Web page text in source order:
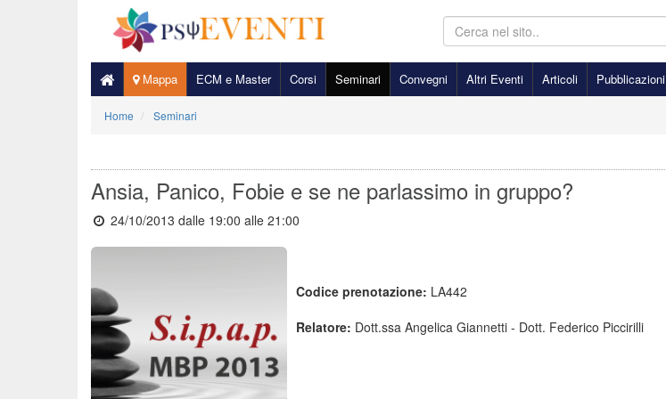
Mappa ECM e Master Corsi Seminari Convegni Altri Eventi Articoli Pubblicazioni
Home Seminari
Ansia, Panico, Fobie e se ne parlassimo in gruppo?
24/10/2013 dalle 19:00 alle 21:00
Codice prenotazione: LA442
Relatore: Dott.ssa Angelica Giannetti - Dott. Federico Piccirilli